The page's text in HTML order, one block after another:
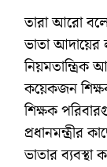
তারা আরো
ভাতা
নিয়মতান্ত্রিক
কয়েকজন
শিক্ষক
ভাতার ব্যবস্থা